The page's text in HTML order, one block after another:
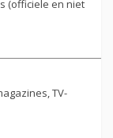
(officiele en niet
TV-